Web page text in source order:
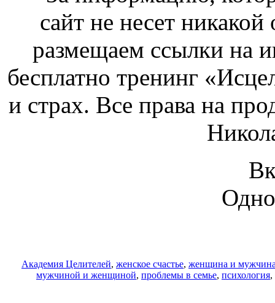
сайт не несет
размещаем ссылки на
бесплатно тренинг
и страх. Все права на
Академия Целителей, женское счастье, женщина и
мужчиной и женщиной, проблемы в семье, психология,